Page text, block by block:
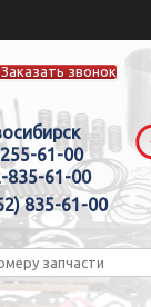
Заказать звонок
61-00
835-61-00
835-61-00